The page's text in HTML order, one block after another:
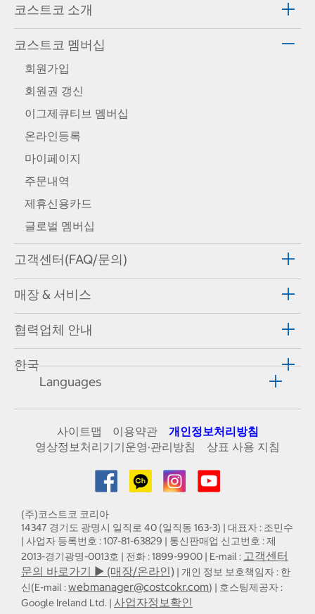
코스트코 소개
코스트코 멤버십
회원가입
회원권 갱신
이그제큐티브 멤버십
온라인등록
마이페이지
주문내역
제휴신용카드
글로벌 멤버십
고객센터(FAQ/문의)
매장 & 서비스
협력업체 안내
한국
Languages
사이트맵 이용약관
개인정보처리방침
영상정보처리기기운영·관리방침
상표 사용 지침
(주)코스트코 코리아
14347 경기도 광명시 일직로 40 (일직동 163-3) | 대표자 : 조민수
| 사업자 등록번호 : 107-81-63829 | 통신판매업 신고번호 : 제
2013-경기광명-0013호 | 전화 : 1899-9900 | E-mail : 고객센터
문의 바로가기 ▶ (매장/온라인) | 개인 정보 보호책임자 : 한
신(E-mail :webmanager@costcokr.com) | 호스팅제공자 :
Google Ireland Ltd. | 사업자정보확인